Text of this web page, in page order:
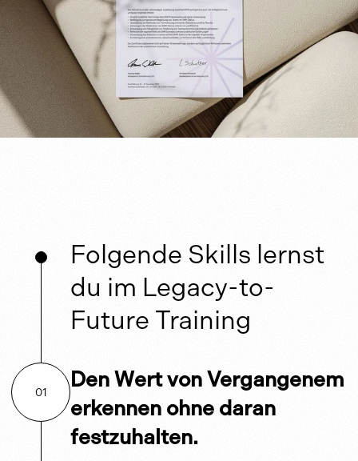
Folgende Skills lernst
du im Legacy-to-
Future Training
01
Den Wert von Vergangenem
erkennen ohne daran
festzuhalten.